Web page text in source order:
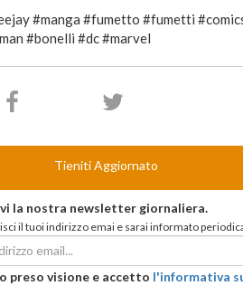
#manga #fumetto #fumetti
#bonelli #dc #marvel
Tieniti Aggiornato
la nostra newsletter giornaliera.
il tuoi indirizzo emai e sarai informato
preso visione e accetto l'informativa